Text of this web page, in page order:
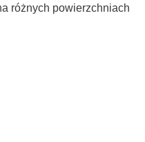
różnych powierzchniach